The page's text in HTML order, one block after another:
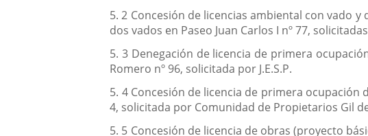
5. 2 Concesión de licencias ambiental con vado
dos vados en Paseo Juan Carlos I nº 77,
5. 3 Denegación de licencia de primera
Romero nº 96, solicitada por J.E.S.P.
5. 4 Concesión de licencia de primera ocupación
4, solicitada por Comunidad de Propietarios Gil
5. 5 Concesión de licencia de obras (proyecto